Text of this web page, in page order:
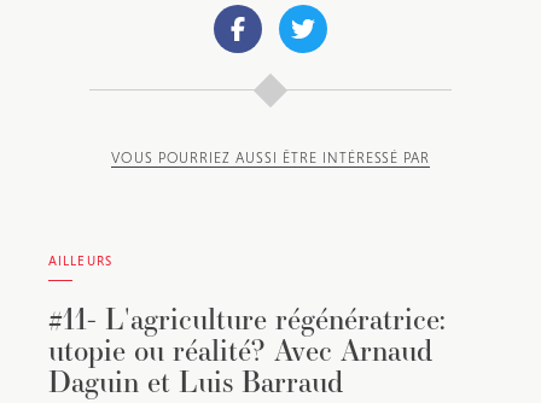
VOUS POURRIEZ AUSSI ÊTRE INTÉRESSÉ PAR
AILLEURS
#11- L'agriculture régénératrice:
utopie ou réalité? Avec Arnaud
Daguin et Luis Barraud